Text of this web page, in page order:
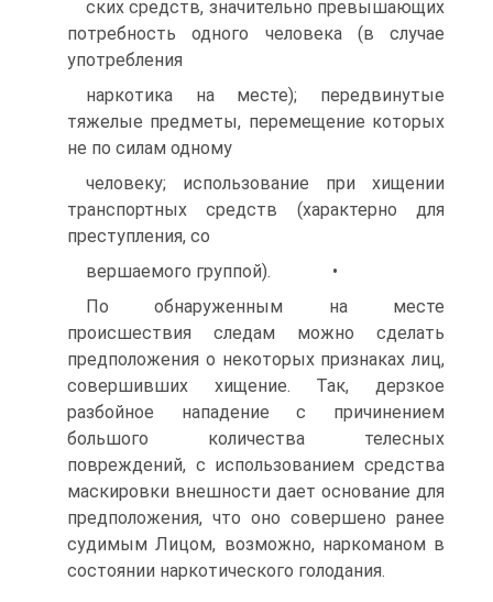
ских средств, значительно превышающих
потребность одного человека (в случае
употребления
наркотика на месте); передвинутые
тяжелые предметы, перемещение которых
не по силам одному
человеку; использование при хищении
транспортных средств (характерно для
преступления, со
вершаемого группой). •
По обнаруженным на месте
происшествия следам можно сделать
предположения о некоторых признаках лиц,
совершивших хищение. Так, дерзкое
разбойное нападение с причинением
большого количества телесных
повреждений, с использованием средства
маскировки внешности дает основание для
предположения, что оно совершено ранее
судимым Лицом, возможно, наркоманом в
состоянии наркотического голодания.